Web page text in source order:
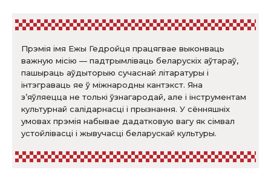
Прэмія імя Ежы Гедройця працягвае выконваць
важную місію — падтрымліваць беларускіх аўтараў,
пашыраць аўдыторыю сучаснай літаратуры і
інтэграваць яе ў міжнародны кантэкст. Яна
з’яўляецца не толькі ўзнагародай, але і інструментам
культурнай салідарнасці і прызнання. У сённяшніх
умовах прэмія набывае дадатковую вагу як сімвал
устойлівасці і жывучасці беларускай культуры.